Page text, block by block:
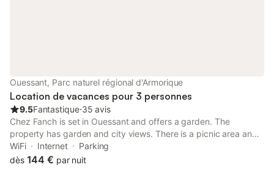
Ouessant, Parc naturel régional d'Armorique
Location de vacances pour 3 personnes
9.5Fantastique⋅35 avis
Chez Fanch is set in Ouessant and offers a garden. The
property has garden and city views. There is a picnic area and
guests can make use of free WiFi and free private parking.
WiFi Internet
Parking
dès 144 € par nuit